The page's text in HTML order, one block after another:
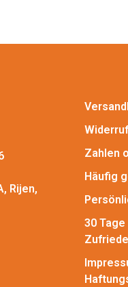
Rijen,
Zahlen
Häufig
30 Tage